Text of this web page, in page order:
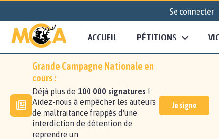
Se connecter
ACCUEIL PÉTITIONS
Grande Campagne Nationale en
cours :
Déjà plus de 100 000 signatures !
Aidez-nous à empêcher les auteurs
de maltraitance frappés d'une
interdiction de détention de
reprendre un
Je signe